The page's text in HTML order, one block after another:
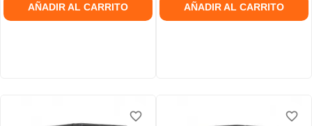
AÑADIR AL CARRITO AÑADIR AL CARRITO
favorite_border
favorite_border favorite_border
favorite_border